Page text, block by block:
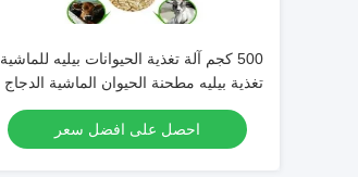
500 كجم آلة تغذية الحيوانات بيليه للماشية
تغذية بيليه مطحنة الحيوان الماشية الدجاج
آلة تجهيز الأعلاف
احصل على افضل سعر